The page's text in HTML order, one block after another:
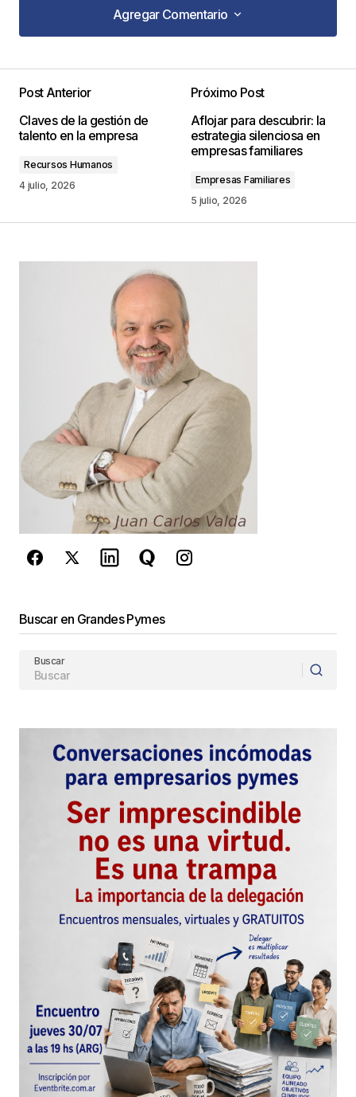
Agregar Comentario
Agregar Comentario
publicada. Los campos obligatorios están
marcados con*
Comentario
*
Guarda mi nombre, correo electrónico y web en
este navegador para la próxima vez que
comente.
Este sitio esta protegido por
reCAPTCHA y laPolítica de
privacidady losTérminos del servicio
de Google se aplican.
Post Anterior
Claves de la gestión de
talento en la empresa
Recursos Humanos
4 julio, 2026
Próximo Post
Aflojar para descubrir: la
estrategia silenciosa en
empresas familiares
Empresas Familiares
5 julio, 2026
Buscar en Grandes Pymes
Buscar